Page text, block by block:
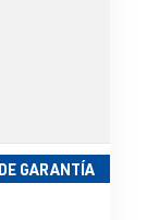
GARANTÍA